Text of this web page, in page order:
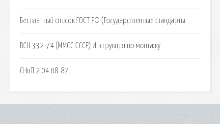
Бесплатный список ГОСТ РФ (Государственные стандарты.
ВСН 332-74 (ММСС СССР) Инструкция по монтажу.
СНиП 2.04.08-87.